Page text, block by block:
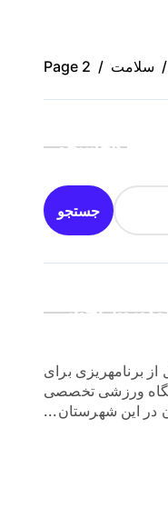
سلامت Page 2
جستجو
جستجو
اخبار:
از برنامهریزی برای
ورزشی تخصصی
در این شهرستان...